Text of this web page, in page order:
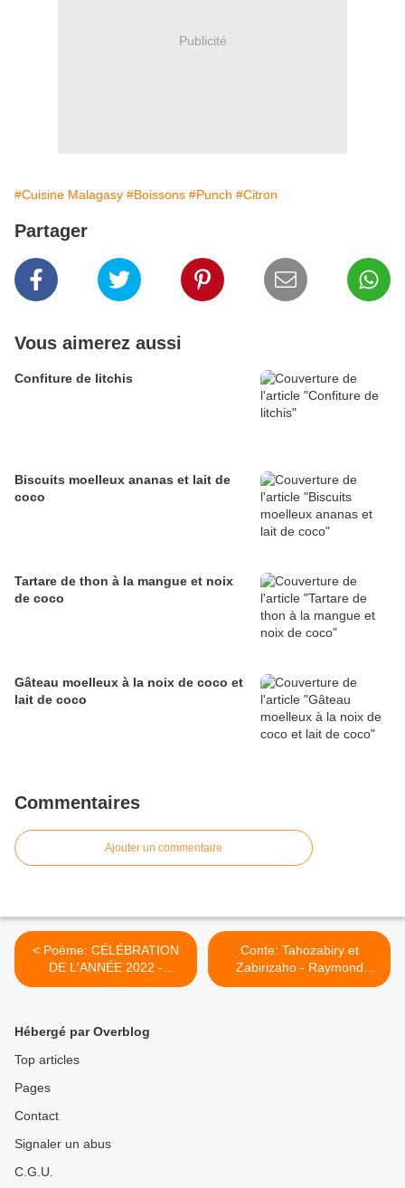
Publicité
#Cuisine Malagasy #Boissons #Punch #Citron
Partager
Vous aimerez aussi
Confiture de litchis
Biscuits moelleux ananas et lait de
coco
Tartare de thon à la mangue et noix
de coco
Gâteau moelleux à la noix de coco et
lait de coco
Commentaires
Ajouter un commentaire
< Poème: CÉLÉBRATION
DE L'ANNÉE 2022 -
Hanitr'Ony
Conte: Tahozabiry et
Zabirizaho - Raymond
DECARY >
Hébergé par Overblog
Top articles
Pages
Contact
Signaler un abus
C.G.U.